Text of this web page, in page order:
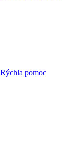
Rýchla pomoc